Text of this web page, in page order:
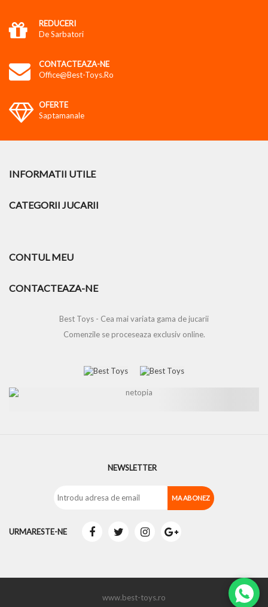
REDUCERI
De Sarbatori
CONTACTEAZA-NE
Office@best-Toys.ro
OFERTE
Saptamanale
INFORMATII UTILE
CATEGORII JUCARII
CONTUL MEU
CONTACTEAZA-NE
Best Toys - Cea mai variata gama de jucarii
Comenzile se proceseaza exclusiv online.
NEWSLETTER
URMARESTE-NE
www.best-toys.ro